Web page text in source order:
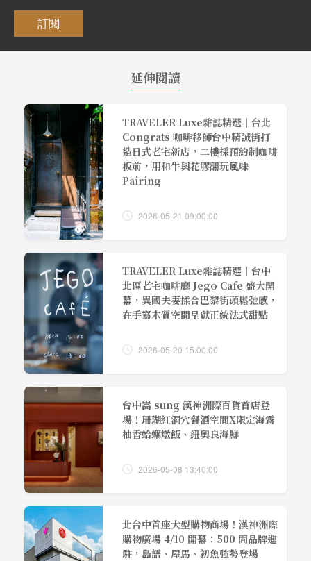
訂閱
延伸閱讀
TRAVELER Luxe雜誌精選｜台北
Congrats 咖啡移師台中精誠街打
造日式老宅新店，二樓採預約制咖啡
板前，用和牛與花膠翻玩風味
Pairing
2026-05-21 09:00:00
TRAVELER Luxe雜誌精選｜台中
北區老宅咖啡廳 Jego Cafe 盛大開
幕，異國夫妻揉合巴黎街頭鬆弛感，
在手寫木質空間呈獻正統法式甜點
2026-05-20 15:00:00
台中嵩 sung 漢神洲際百貨首店登
場！珊瑚紅洞穴餐酒空間X限定海霧
柚香蛤蠣燉飯、紐奧良海鮮
2026-05-08 13:40:00
北台中首座大型購物商場！漢神洲際
購物廣場 4/10 開幕：500 間品牌進
駐，島語、屋馬、初魚強勢登場